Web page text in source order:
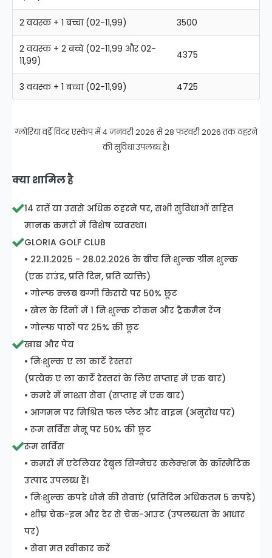
2 वयस्क + 1 बच्चा (02-11,99) 3500
2 वयस्क + 2 बच्चे (02-11,99 और 02-
11,99)
4375
3 वयस्क + 1 बच्चा (02-11,99) 4725
ग्लोरिया वर्डे विंटर एस्केप में 4 जनवरी 2026 से 28 फरवरी 2026 तक ठहरने
की सुविधा उपलब्ध है।
क्या शामिल है
14 रातें या उससे अधिक ठहरने पर, सभी सुविधाओं सहित
मानक कमरों में विशेष व्यवस्था।
GLORIA GOLF CLUB
• 22.11.2025 - 28.02.2026 के बीच निःशुल्क ग्रीन शुल्क
(एक राउंड, प्रति दिन, प्रति व्यक्ति)
• गोल्फ क्लब बग्गी किराये पर 50% छूट
• खेल के दिनों में 1 निःशुल्क टोकन और ट्रैकमैन रेंज
• गोल्फ़ पाठों पर 25% की छूट
खाद्य और पेय
• निःशुल्क ए ला कार्टे रेस्तरां
(प्रत्येक ए ला कार्टे रेस्तरां के लिए सप्ताह में एक बार)
• कमरे में नाश्ता सेवा (सप्ताह में एक बार)
• आगमन पर मिश्रित फल प्लेट और वाइन (अनुरोध पर)
• रूम सर्विस मेनू पर 50% की छूट
रूम सर्विस
• कमरों में एटेलियर रेबुल सिग्नेचर कलेक्शन के कॉस्मेटिक
उत्पाद उपलब्ध हैं।
• निःशुल्क कपड़े धोने की सेवाएं (प्रतिदिन अधिकतम 5 कपड़े)
• शीघ्र चेक-इन और देर से चेक-आउट (उपलब्धता के आधार
पर)
• सेवा मत स्वीकार करें